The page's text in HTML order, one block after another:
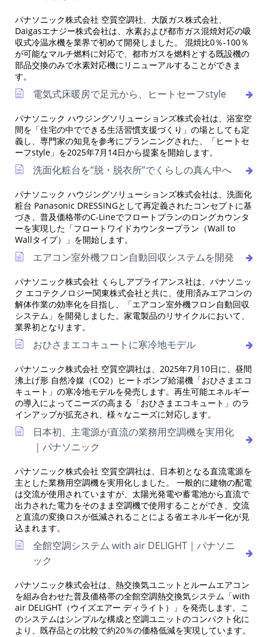
パナソニック株式会社 空質空調社、大阪ガス株式会社、
Daigasエナジー株式会社は、水素および都市ガス混焼対応の吸
収式冷温水機を業界で初めて開発しました。 混焼比0％-100％
が可能なマルチ燃料に対応で、都市ガスを燃料とする既設機の
部品交換のみで水素対応機にリニューアルすることができま
す。
電気式床暖房で足元から、ヒートセーフstyle
パナソニック ハウジングソリューションズ株式会社は、浴室空
間を「住宅の中でできる生活習慣支援づくり」の場としても定
義し、専門家の知見を参考にプランニングされた、「ヒートセ
ーフstyle」を2025年7月14日から提案を開始します。
洗面化粧台を“脱・脱衣所”でくらしの真ん中へ
パナソニック ハウジングソリューションズ株式会社は、洗面化
粧台 Panasonic DRESSINGとして再定義されたコンセプトに基
づき、普及価格帯のC-Lineでフロートプランのロングカウンタ
ーを実現した「フロートワイドカウンタープラン（Wall to
Wallタイプ）」を開始します。
エアコン室外機フロン自動回収システムを開発
パナソニック株式会社 くらしアプライアンス社は、パナソニッ
ク エコテクノロジー関東株式会社と共に、使用済みエアコンの
解体作業の効率化を目指し、「エアコン室外機フロン自動回収
システム」を開発しました。家電製品のリサイクルにおいて、
業界初となります。
おひさまエコキュートに寒冷地モデル
パナソニック株式会社 空質空調社は、2025年7月10日に、昼間
沸上げ形 自然冷媒（CO2）ヒートポンプ給湯機「おひさまエコ
キュート」の寒冷地モデルを発売します。再生可能エネルギー
の導入によってニーズの高まる「おひさまエコキュート」のラ
インアップが拡充され、様々なニーズに対応します。
日本初、主電源が直流の業務用空調機を実用化
｜パナソニック
パナソニック株式会社 空質空調社は、日本初となる直流電源を
主とした業務用空調機を実用化しました。 一般的に建物の配電
は交流が使用されていますが、太陽光発電や蓄電池から直流で
出力された電力をそのまま空調機で使用することができ、交流
と直流の変換ロスが低減されることによる省エネルギー化が見
込まれます。
全館空調システム with air DELIGHT｜パナソニ
ック
パナソニック株式会社は、熱交換気ユニットとルームエアコン
を組み合わせた普及価格帯の全館空調熱交換気システム「with
air DELIGHT（ウイズエアー ディライト）」を発売します。こ
のシステムはシンプルな構成と空調ユニットのコンパクト化に
より、既存品との比較で約20％の価格低減を実現しています。